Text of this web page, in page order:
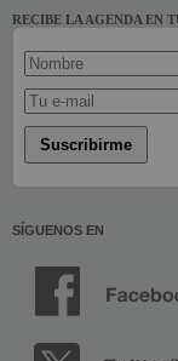
RECIBE LA AGENDA EN
Suscribirme
SÍGUENOS EN